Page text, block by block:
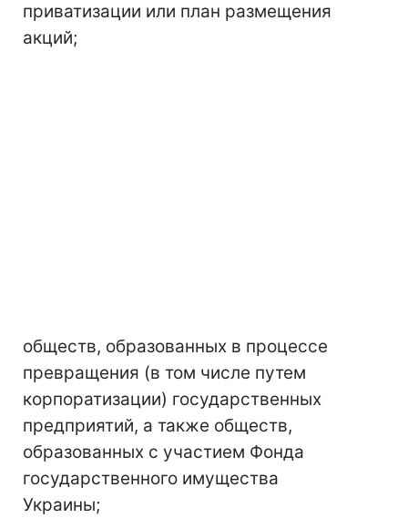
приватизации или план размещения
акций;
обществ, образованных в процессе
превращения (в том числе путем
корпоратизации) государственных
предприятий, а также обществ,
образованных с участием Фонда
государственного имущества
Украины;